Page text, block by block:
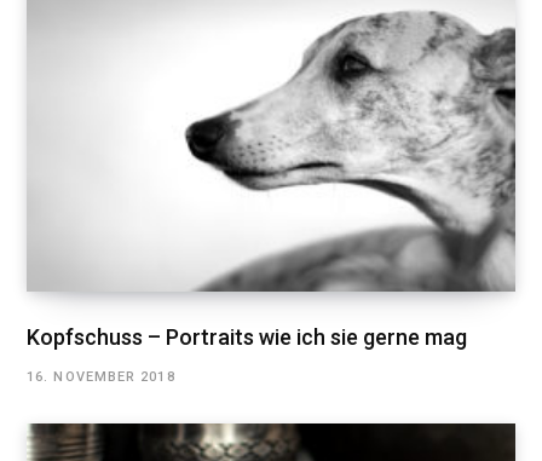
Kopfschuss – Portraits wie ich sie gerne mag
16. NOVEMBER 2018